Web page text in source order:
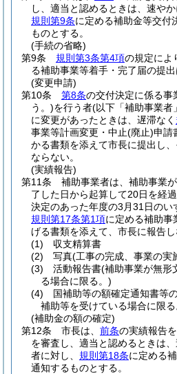
し、適当と認めるときは、速や
規則第9条に定める補助金等交付
ものとする。
(手続の省略)
第9条
規則第3条第4項の規定によ
る補助事業等着手・完了届の提出
(変更申請)
第10条
第8条の交付決定に係る事
う。)を行う者(以下「補助事業者
に変更があったときは、遅滞なく
事業等計画変更・中止(廃止)申請
かる書類を添えて市長に提出し
ならない。
(実績報告)
第11条
補助事業者は、補助事業
了した日から起算して20日を経
決定のあった年度の3月31日のい
規則第17条第1項に定める補助事
げる書類を添えて、市長に報告し
(1)
収支精算書
(2)
写真(工事の完成、事業の実
(3)
活動報告書(補助事業が無形
る場合に限る。)
(4)
国補助等の額確定通知書等
補助等を受けている場合に限
(補助金の額の確定)
第12条
市長は、 前条の実績報告
を審査し、適当と認めるときは
者に対し、 規則第18条に定める
通知するものとする。